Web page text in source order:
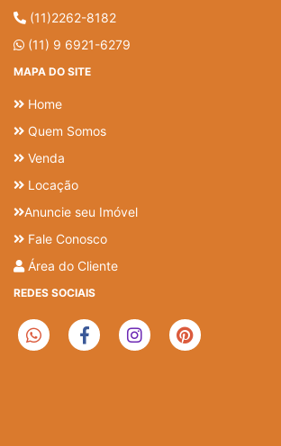
(11)2262-8182
(11) 9 6921-6279
MAPA DO SITE
Home
Quem Somos
Venda
Locação
Anuncie seu Imóvel
Fale Conosco
Área do Cliente
REDES SOCIAIS